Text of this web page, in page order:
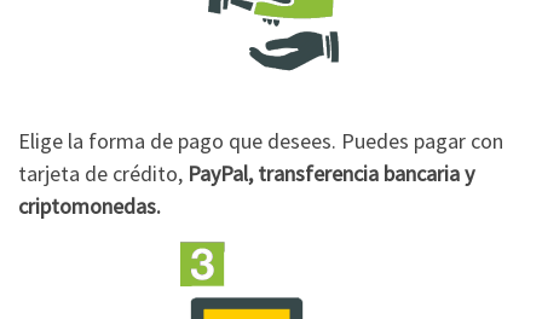
Elige la forma de pago que desees. Puedes pagar con
tarjeta de crédito, PayPal, transferencia bancaria y
criptomonedas.